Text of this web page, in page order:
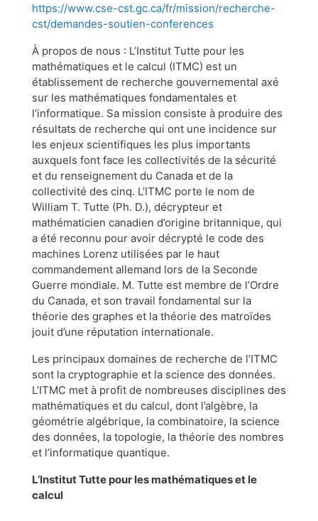
https://www.cse-cst.gc.ca/fr/mission/recherche-
cst/demandes-soutien-conferences
À propos de nous : L’Institut Tutte pour les
mathématiques et le calcul (ITMC) est un
établissement de recherche gouvernemental axé
sur les mathématiques fondamentales et
l’informatique. Sa mission consiste à produire des
résultats de recherche qui ont une incidence sur
les enjeux scientifiques les plus importants
auxquels font face les collectivités de la sécurité
et du renseignement du Canada et de la
collectivité des cinq. L’ITMC porte le nom de
William T. Tutte (Ph. D.), décrypteur et
mathématicien canadien d’origine britannique, qui
a été reconnu pour avoir décrypté le code des
machines Lorenz utilisées par le haut
commandement allemand lors de la Seconde
Guerre mondiale. M. Tutte est membre de l’Ordre
du Canada, et son travail fondamental sur la
théorie des graphes et la théorie des matroïdes
jouit d’une réputation internationale.
Les principaux domaines de recherche de l’ITMC
sont la cryptographie et la science des données.
L’ITMC met à profit de nombreuses disciplines des
mathématiques et du calcul, dont l’algèbre, la
géométrie algébrique, la combinatoire, la science
des données, la topologie, la théorie des nombres
et l’informatique quantique.
L’Institut Tutte pour les mathématiques et le
calcul